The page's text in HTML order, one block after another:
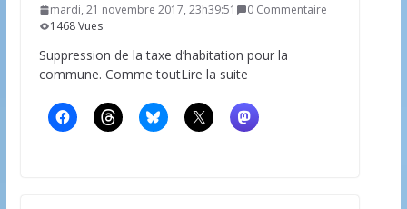
mardi, 21 novembre 2017, 23h39:51
0 Commentaire
1468 Vues
Suppression de la taxe d’habitation pour la
commune. Comme toutLire la suite